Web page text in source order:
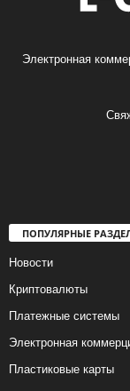
Электронная
ПОПУЛЯРНЫЕ
Новости
Криптовалюты
Платежные системы
Электронная
Пластиковые карты